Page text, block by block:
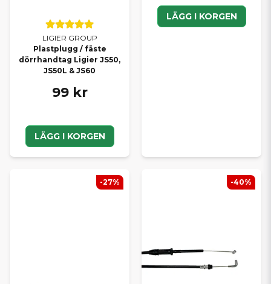
LIGIER GROUP
Plastplugg / fäste
dörrhandtag Ligier JS50,
JS50L & JS60
99 kr
LÄGG I KORGEN
LÄGG I KORGEN
-27% -40%